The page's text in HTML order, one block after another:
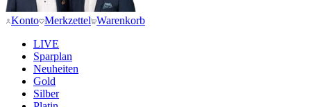
Konto Merkzettel Warenkorb
LIVE
Sparplan
Neuheiten
Gold
Silber